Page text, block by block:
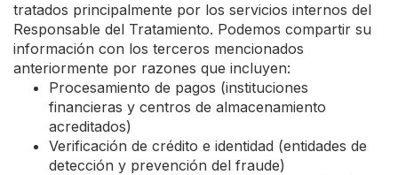
tratados principalmente por los servicios internos del
Responsable del Tratamiento. Podemos compartir su
información con los terceros mencionados
anteriormente por razones que incluyen:
Procesamiento de pagos (instituciones
financieras y centros de almacenamiento
acreditados)
Verificación de crédito e identidad (entidades de
detección y prevención del fraude)